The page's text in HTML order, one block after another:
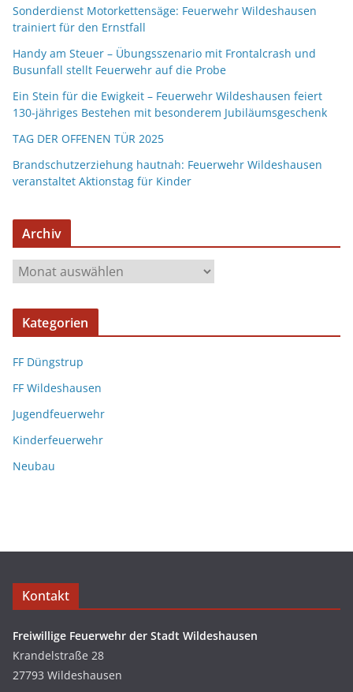
Sonderdienst Motorkettensäge: Feuerwehr Wildeshausen
trainiert für den Ernstfall
Handy am Steuer – Übungsszenario mit Frontalcrash und
Busunfall stellt Feuerwehr auf die Probe
Ein Stein für die Ewigkeit – Feuerwehr Wildeshausen feiert
130-jähriges Bestehen mit besonderem Jubiläumsgeschenk
TAG DER OFFENEN TÜR 2025
Brandschutzerziehung hautnah: Feuerwehr Wildeshausen
veranstaltet Aktionstag für Kinder
Archiv
Kategorien
FF Düngstrup
FF Wildeshausen
Jugendfeuerwehr
Kinderfeuerwehr
Neubau
Kontakt
Freiwillige Feuerwehr der Stadt Wildeshausen
Krandelstraße 28
27793 Wildeshausen